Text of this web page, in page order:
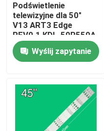
Dom
Produkty
wideo
Podświetlenie
telewizyjne dla 50"
V13 ART3 Edge
REV0.1 KDL-50R550A
6922L-0083A
6916L1291A
Wyślij zapytanie